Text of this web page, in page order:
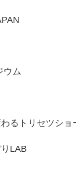
ウム
るトリセツショ
LAB